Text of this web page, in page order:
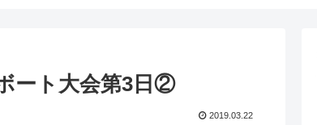
ート大会第3日②
2019.03.22